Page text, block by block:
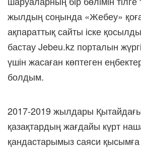
жылдың соңында «Жебеу»
ақпараттық сайты іске
бастау Jebeu.kz порталын
үшін жасаған көптеген
болдым.
2017-2019 жылдары
қазақтардың жағдайы күрт
қандастарымыз саяси